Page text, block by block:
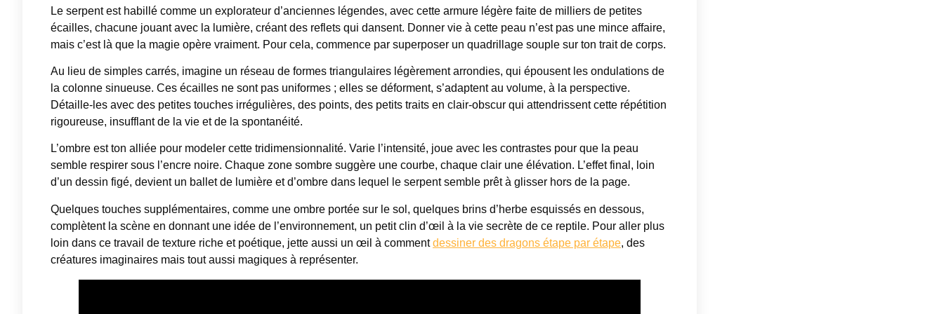
Le serpent est habillé comme un explorateur d’anciennes légendes, avec cette armure légère faite de milliers de petites
écailles, chacune jouant avec la lumière, créant des reflets qui dansent. Donner vie à cette peau n’est pas une mince affaire,
mais c’est là que la magie opère vraiment. Pour cela, commence par superposer un quadrillage souple sur ton trait de corps.
Au lieu de simples carrés, imagine un réseau de formes triangulaires légèrement arrondies, qui épousent les ondulations de
la colonne sinueuse. Ces écailles ne sont pas uniformes ; elles se déforment, s’adaptent au volume, à la perspective.
Détaille-les avec des petites touches irrégulières, des points, des petits traits en clair-obscur qui attendrissent cette répétition
rigoureuse, insufflant de la vie et de la spontanéité.
L’ombre est ton alliée pour modeler cette tridimensionnalité. Varie l’intensité, joue avec les contrastes pour que la peau
semble respirer sous l’encre noire. Chaque zone sombre suggère une courbe, chaque clair une élévation. L’effet final, loin
d’un dessin figé, devient un ballet de lumière et d’ombre dans lequel le serpent semble prêt à glisser hors de la page.
Quelques touches supplémentaires, comme une ombre portée sur le sol, quelques brins d’herbe esquissés en dessous,
complètent la scène en donnant une idée de l’environnement, un petit clin d’œil à la vie secrète de ce reptile. Pour aller plus
loin dans ce travail de texture riche et poétique, jette aussi un œil à commentdessiner des dragons étape par étape, des
créatures imaginaires mais tout aussi magiques à représenter.